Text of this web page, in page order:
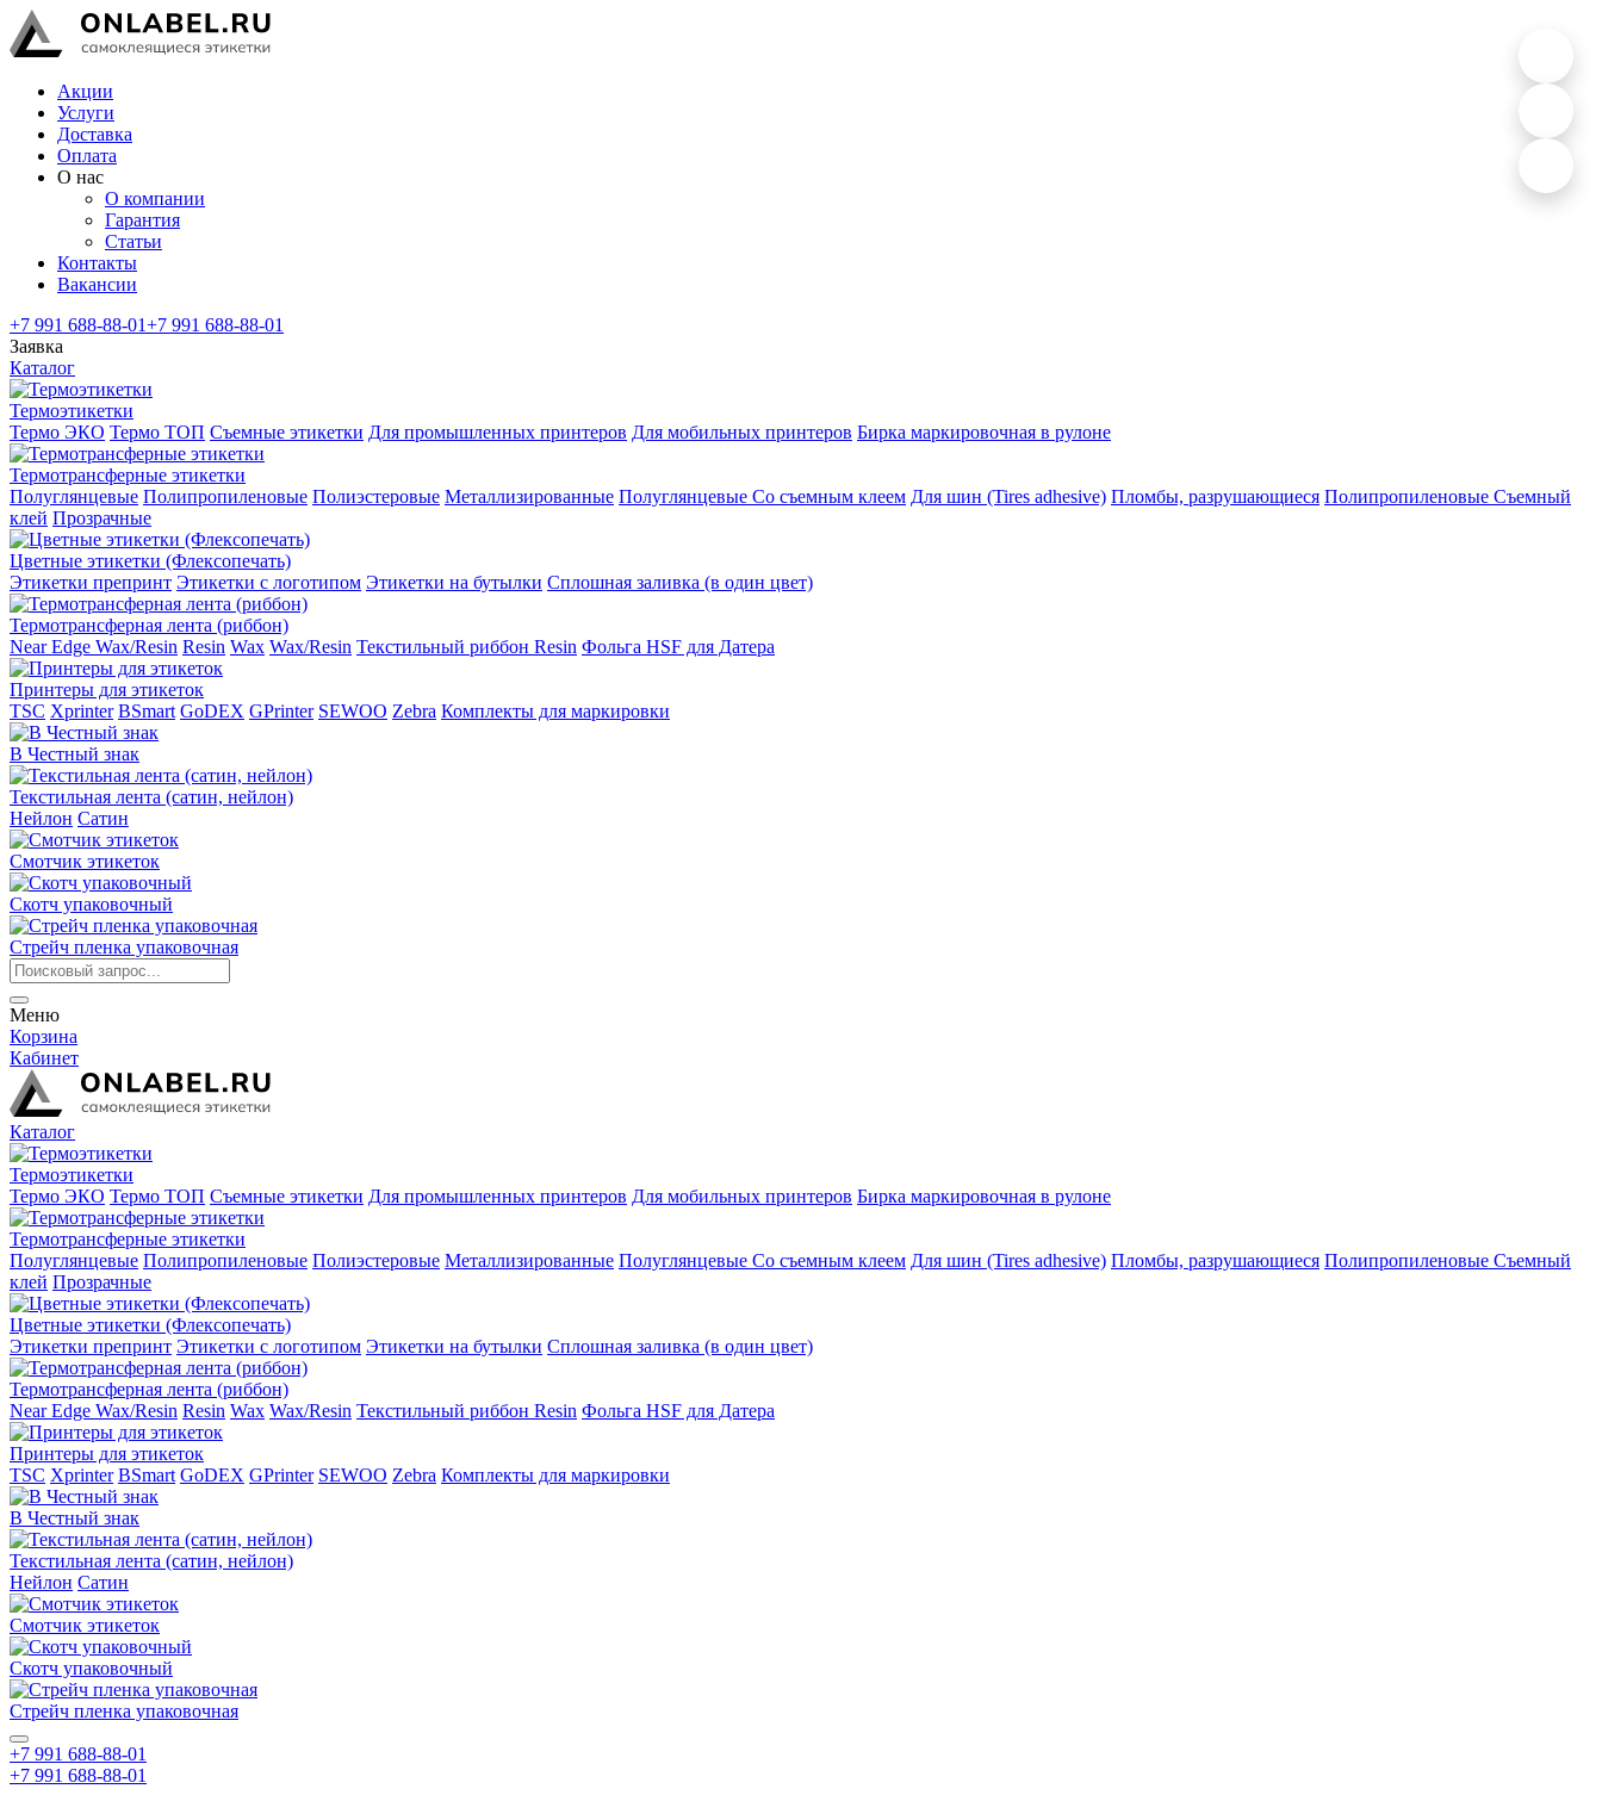
Акции
Услуги
Доставка
Оплата
О нас
О компании
Гарантия
Статьи
Контакты
Вакансии
+7 991 688-88-01+7 991 688-88-01
Заявка
Каталог
Термоэтикетки
Термо ЭКО Термо ТОП Съемные этикетки Для промышленных принтеров Для мобильных принтеров Бирка маркировочная в рулоне
Термотрансферные этикетки
Полуглянцевые Полипропиленовые Полиэстеровые Металлизированные Полуглянцевые Со съемным клеем Для шин (Tires adhesive) Пломбы, разрушающиеся Полипропиленовые Съемный
клей Прозрачные
Цветные этикетки (Флексопечать)
Этикетки препринт Этикетки с логотипом Этикетки на бутылки Сплошная заливка (в один цвет)
Термотрансферная лента (риббон)
Near Edge Wax/Resin Resin Wax Wax/Resin Текстильный риббон Resin Фольга HSF для Датера
Принтеры для этикеток
TSC Xprinter BSmart GoDEX GPrinter SEWOO Zebra Комплекты для маркировки
В Честный знак
Текстильная лента (сатин, нейлон)
Нейлон Сатин
Смотчик этикеток
Скотч упаковочный
Стрейч пленка упаковочная
Меню
Корзина
Кабинет
Каталог
Термоэтикетки
Термо ЭКО Термо ТОП Съемные этикетки Для промышленных принтеров Для мобильных принтеров Бирка маркировочная в рулоне
Термотрансферные этикетки
Полуглянцевые Полипропиленовые Полиэстеровые Металлизированные Полуглянцевые Со съемным клеем Для шин (Tires adhesive) Пломбы, разрушающиеся Полипропиленовые Съемный
клей Прозрачные
Цветные этикетки (Флексопечать)
Этикетки препринт Этикетки с логотипом Этикетки на бутылки Сплошная заливка (в один цвет)
Термотрансферная лента (риббон)
Near Edge Wax/Resin Resin Wax Wax/Resin Текстильный риббон Resin Фольга HSF для Датера
Принтеры для этикеток
TSC Xprinter BSmart GoDEX GPrinter SEWOO Zebra Комплекты для маркировки
В Честный знак
Текстильная лента (сатин, нейлон)
Нейлон Сатин
Смотчик этикеток
Скотч упаковочный
Стрейч пленка упаковочная
+7 991 688-88-01
+7 991 688-88-01